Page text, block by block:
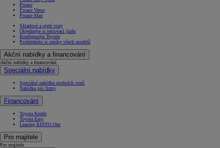
Proace
Proace Verso
Proace Max
Skladové a ojeté vozy
Objednejte si testovací jízdu
Konfigurujte Toyotu
Prohlédněte si ceníky všech modelů
Akční nabídky a financování
Akční nabídky a financování
Speciální nabídky
Speciální nabídka osobních vozů
Nabídka pro firmy
Financování
Toyota Kredit
Toyota Easy
Leasing KINTO One
Pro majitele
Pro majitele